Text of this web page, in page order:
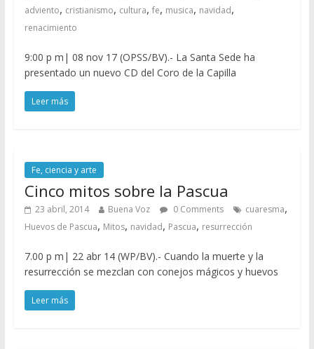
adviento, cristianismo, cultura, fe, musica, navidad,
renacimiento
9:00 p m| 08 nov 17 (OPSS/BV).- La Santa Sede ha
presentado un nuevo CD del Coro de la Capilla
Leer más
Fe, ciencia y arte
Cinco mitos sobre la Pascua
23 abril, 2014 Buena Voz 0 Comments cuaresma,
Huevos de Pascua, Mitos, navidad, Pascua, resurrección
7.00 p m| 22 abr 14 (WP/BV).- Cuando la muerte y la
resurrección se mezclan con conejos mágicos y huevos
Leer más